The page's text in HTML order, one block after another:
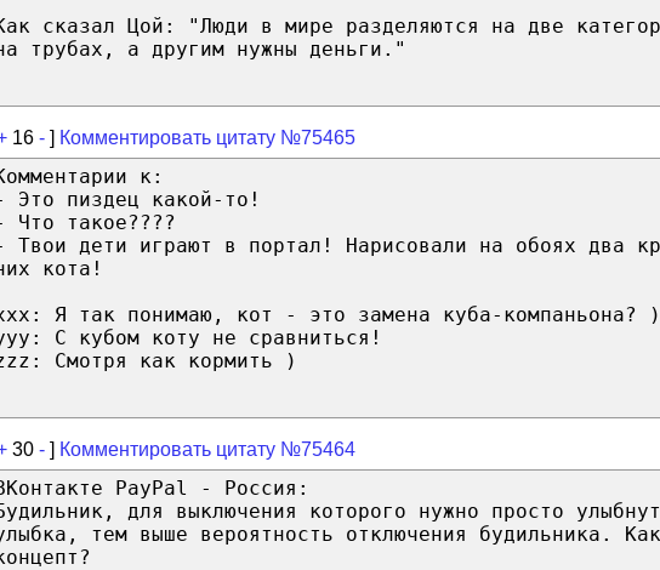
сказал Цой: "Люди в мире разделяются на две
трубах, а другим нужны деньги."
16 - ] Комментировать цитату №75465
к:
Это пиздец какой-то!
Что такое????
Твои дети играют в портал! Нарисовали на обоях два
кота!
Я так понимаю, кот - это замена куба-компаньона? )
С кубом коту не сравниться!
Смотря как кормить )
30 - ] Комментировать цитату №75464
PayPal - Россия:
для выключения которого нужно просто
тем выше вероятность отключения будильника.